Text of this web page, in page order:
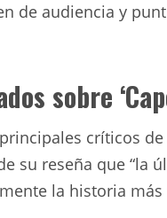
de audiencia y
sobre
críticos de
su reseña que “la
la historia